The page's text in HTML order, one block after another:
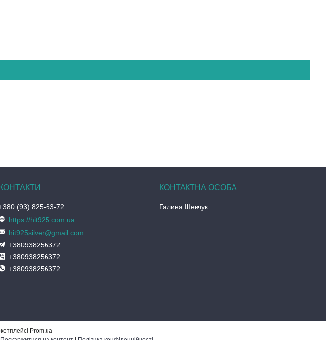
(93) 825-63-72
https://hit925.com.ua
hit925silver@gmail.com
+380938256372
+380938256372
+380938256372
Галина Шевчук
Prom.ua